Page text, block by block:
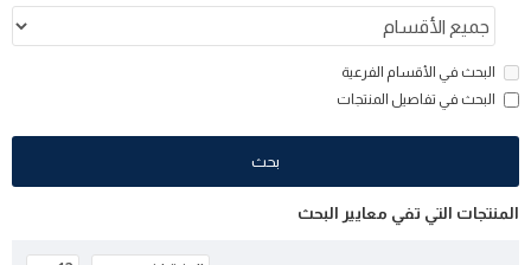
البحث في الأقسام الفرعية
البحث في تفاصيل المنتجات
بحث
المنتجات التي تفي معايير البحث